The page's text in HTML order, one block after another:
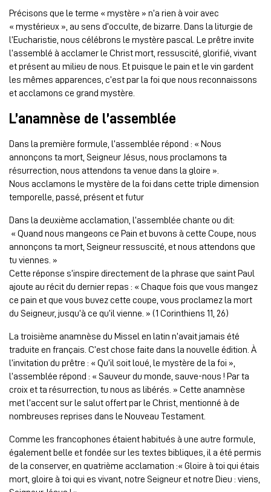
Précisons que le terme « mystère » n’a rien à voir avec
« mystérieux », au sens d’occulte, de bizarre. Dans la liturgie de
l’Eucharistie, nous célébrons le mystère pascal. Le prêtre invite
l’assemblé à acclamer le Christ mort, ressuscité, glorifié, vivant
et présent au milieu de nous. Et puisque le pain et le vin gardent
les mêmes apparences, c’est par la foi que nous reconnaissons
et acclamons ce grand mystère.
L’anamnèse de l’assemblée
Dans la première formule, l’assemblée répond : « Nous
annonçons ta mort, Seigneur Jésus, nous proclamons ta
résurrection, nous attendons ta venue dans la gloire ».
Nous acclamons le mystère de la foi dans cette triple dimension
temporelle, passé, présent et futur
Dans la deuxième acclamation, l’assemblée chante ou dit:
« Quand nous mangeons ce Pain et buvons à cette Coupe, nous
annonçons ta mort, Seigneur ressuscité, et nous attendons que
tu viennes. »
Cette réponse s’inspire directement de la phrase que saint Paul
ajoute au récit du dernier repas : « Chaque fois que vous mangez
ce pain et que vous buvez cette coupe, vous proclamez la mort
du Seigneur, jusqu’à ce qu’il vienne. » (1 Corinthiens 11, 26)
La troisième anamnèse du Missel en latin n’avait jamais été
traduite en français. C’est chose faite dans la nouvelle édition. À
l’invitation du prêtre : « Qu’il soit loué, le mystère de la foi »,
l’assemblée répond : « Sauveur du monde, sauve-nous ! Par ta
croix et ta résurrection, tu nous as libérés. » Cette anamnèse
met l’accent sur le salut offert par le Christ, mentionné à de
nombreuses reprises dans le Nouveau Testament.
Comme les francophones étaient habitués à une autre formule,
également belle et fondée sur les textes bibliques, il a été permis
de la conserver, en quatrième acclamation :« Gloire à toi qui étais
mort, gloire à toi qui es vivant, notre Seigneur et notre Dieu : viens,